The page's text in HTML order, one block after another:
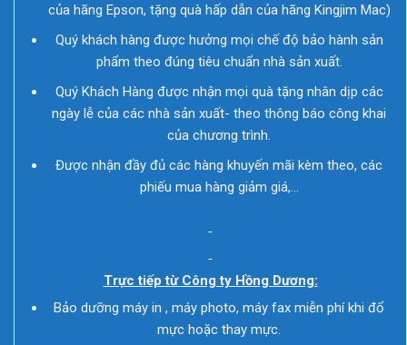
của hãng Epson, tặng quà hấp dẫn của hãng Kingjim Mac)
Quý khách hàng được hưởng mọi chế độ bảo hành sản
phẩm theo đúng tiêu chuẩn nhà sản xuất.
Quý Khách Hàng được nhận mọi quà tặng nhân dịp các
ngày lễ của các nhà sản xuất- theo thông báo công khai
của chương trình.
Được nhận đầy đủ các hàng khuyến mãi kèm theo, các
phiếu mua hàng giảm giá,…
Trực tiếp từ Công ty Hồng Dương:
Bảo dưỡng máy in , máy photo, máy fax miễn phí khi đổ
mực hoặc thay mực.